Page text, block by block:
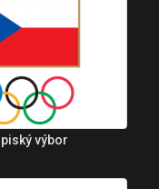
výbor